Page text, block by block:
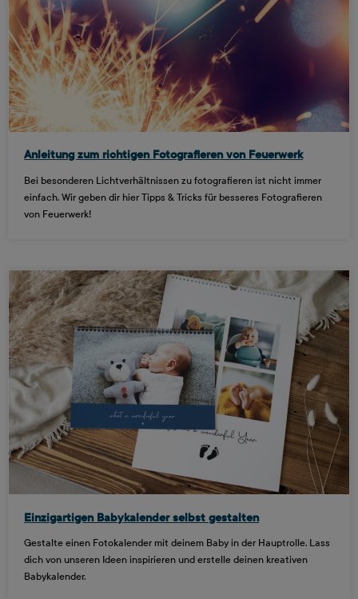
Anleitung zum richtigen Fotografieren von Feuerwerk
Bei besonderen Lichtverhältnissen zu fotografieren ist nicht immer
einfach. Wir geben dir hier Tipps & Tricks für besseres Fotografieren
von Feuerwerk!
Einzigartigen Babykalender selbst gestalten
Gestalte einen Fotokalender mit deinem Baby in der Hauptrolle. Lass
dich von unseren Ideen inspirieren und erstelle deinen kreativen
Babykalender.